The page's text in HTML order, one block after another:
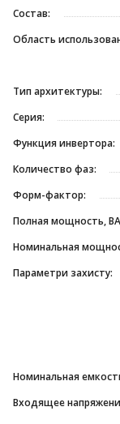
Состав:
Область
Тип архитектуры:
Серия:
Функция инвертора:
Количество фаз:
Форм-фактор:
Полная мощность,
Номинальная
Параметри захисту:
Номинальная
Входящее